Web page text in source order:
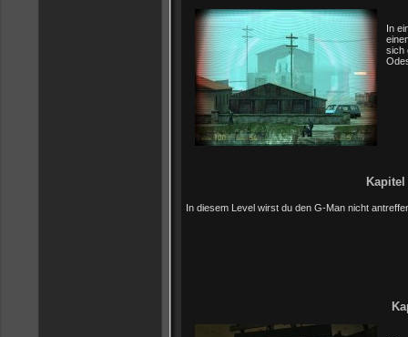
In
sich
In diesem Level wirst du den G-Man nicht